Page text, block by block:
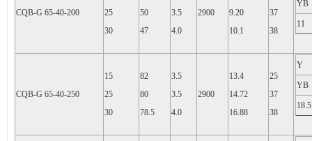
CQB-G 65-40-200
25
30
50
47
3.5
4.0
2900
9.20
10.1
37
38
YB
11
CQB-G 65-40-250
15
25
30
82
80
78.5
3.5
3.5
4.0
2900
13.4
14.72
16.88
25
37
38
Y
YB
18.5